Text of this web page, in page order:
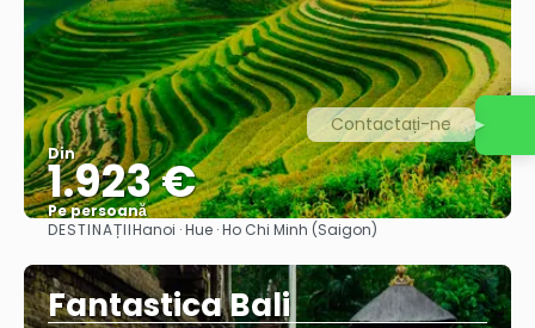
Din
1.923 €
Pe persoană
Vedea
DESTINAȚIIHanoi · Hue · Ho Chi Minh (Saigon)
Fantastica Bali
Contactați-ne